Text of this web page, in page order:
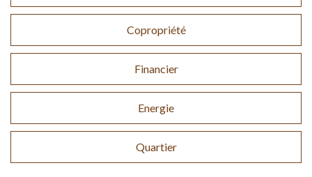
Copropriété
Financier
Energie
Quartier